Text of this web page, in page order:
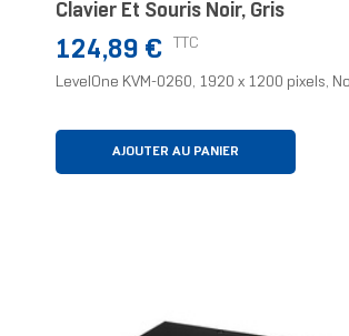
Clavier Et Souris Noir, Gris
Prix
124,89 € TTC
LevelOne KVM-0260, 1920 x 1200 pixels,
AJOUTER AU PANIER